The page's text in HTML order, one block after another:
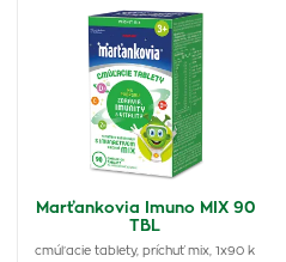
Marťankovia Imuno MIX 90
TBL
cmúľacie tablety, príchuť mix, 1x90 k